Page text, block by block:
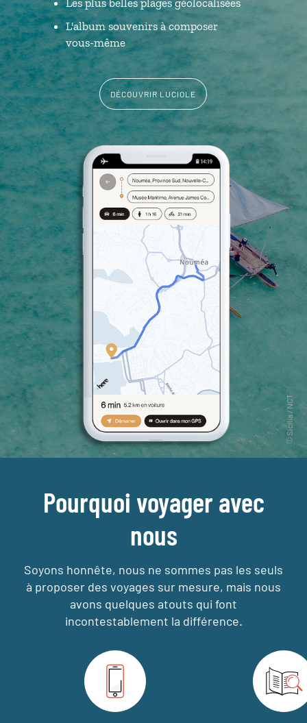
L'album souvenirs à composer
vous-même
DÉCOUVRIR LUCIOLE
Pourquoi voyager avec
nous
Soyons honnête, nous ne sommes pas les seuls
à proposer des voyages sur mesure, mais nous
avons quelques atouts qui font
incontestablement la différence.